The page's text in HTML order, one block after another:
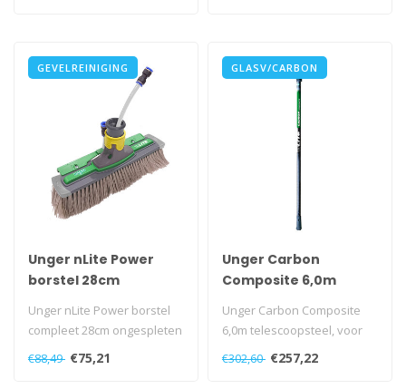
GEVELREINIGING
Unger nLite Power
borstel 28cm
Unger nLite Power borstel
compleet 28cm ongespleten
€88,49 €75,21
GLASV/CARBON
Unger Carbon
Composite 6,0m
Unger Carbon Composite
6,0m telescoopsteel, voor
kleine tot gemiddelde
hoogten...
€302,60 €257,22